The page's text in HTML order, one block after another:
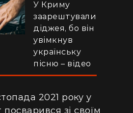
У Криму
заарештували
діджея, бо він
увімкнув
українську
пісню – відео
2021 року у
посварився зі своїм